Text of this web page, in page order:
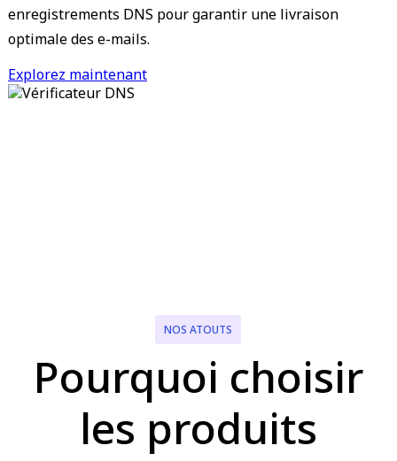
enregistrements DNS pour garantir une livraison
optimale des e-mails.
Explorez maintenant
NOS ATOUTS
Pourquoi choisir
les produits